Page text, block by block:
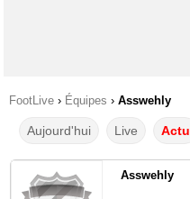
FootLive › Équipes › Asswehly
Aujourd'hui Live Actu
Asswehly